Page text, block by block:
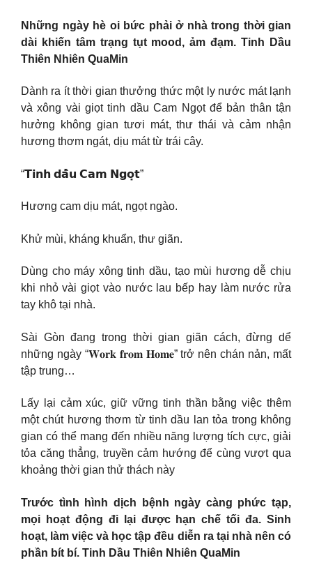
Những ngày hè oi bức phải ở nhà trong thời gian
dài khiến tâm trạng tụt mood, ảm đạm. Tinh Dầu
Thiên Nhiên QuaMin
Dành ra ít thời gian thưởng thức một ly nước mát lạnh
và xông vài giọt tinh dầu Cam Ngọt để bản thân tận
hưởng không gian tươi mát, thư thái và cảm nhận
hương thơm ngát, dịu mát từ trái cây.
“𝗧𝗶𝗻𝗵 𝗱𝗮̂̀𝘂 𝗖𝗮𝗺 𝗡𝗴𝗼̣𝘁”
Hương cam dịu mát, ngọt ngào.
Khử mùi, kháng khuẩn, thư giãn.
Dùng cho máy xông tinh dầu, tạo mùi hương dễ chịu
khi nhỏ vài giọt vào nước lau bếp hay làm nước rửa
tay khô tại nhà.
Sài Gòn đang trong thời gian giãn cách, đừng dể
những ngày “𝐖𝐨𝐫𝐤 𝐟𝐫𝐨𝐦 𝐇𝐨𝐦𝐞” trở nên chán nản, mất
tập trung…
Lấy lại cảm xúc, giữ vững tinh thần bằng việc thêm
một chút hương thơm từ tinh dầu lan tỏa trong không
gian có thể mang đến nhiều năng lượng tích cực, giải
tỏa căng thẳng, truyền cảm hướng để cùng vượt qua
khoảng thời gian thử thách này
Trước tình hình dịch bệnh ngày càng phức tạp,
mọi hoạt động đi lại được hạn chế tối đa. Sinh
hoạt, làm việc và học tập đều diễn ra tại nhà nên có
phần bít bí. Tinh Dầu Thiên Nhiên QuaMin